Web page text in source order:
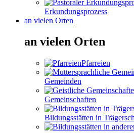
Erkundungsprozess
an vielen Orten
an vielen Orten
Pfarreien
Gemeinden
Gemeinschaften
Bildungsstätten in